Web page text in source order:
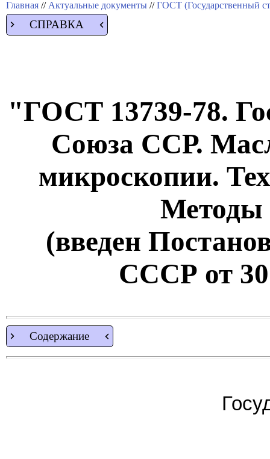
Главная // Актуальные документы //ГОСТ (Государственный
СПРАВКА
"ГОСТ 13739-78.
Союза ССР.
микроскопии.
Методы
(введен
СССР от
Содержание